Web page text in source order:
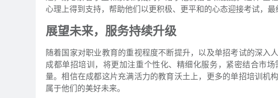
心理上得到支持，帮助他们以更积极、更平和的心态迎接考试，最
展望未来，服务持续升级
随着国家对职业教育的重视程度不断提升，以及单招考试的深入
成都单招培训，将更加注重个性化、精细化服务，紧密结合市
量。相信在成都这片充满活力的教育沃土上，更多的单招培训机
属于他们的美好未来。